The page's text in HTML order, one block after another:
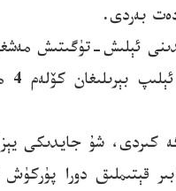
بەردى.
ئاخىرقى مەزگىلىگە كىردى، شۇ
قېتىملىق دورا پۈركۈش